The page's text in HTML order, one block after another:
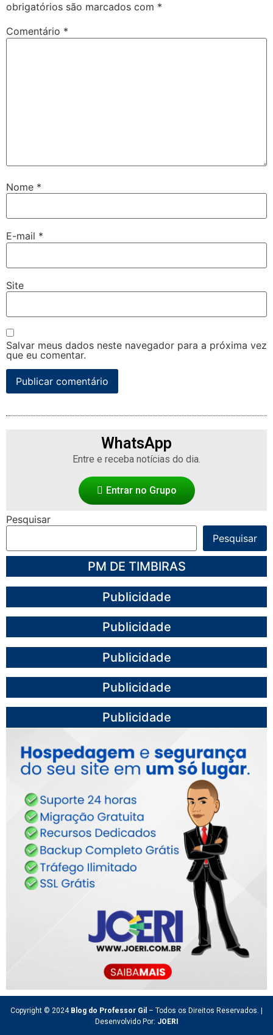
obrigatórios são marcados com *
Comentário *
Nome *
E-mail *
Site
Salvar meus dados neste navegador para a próxima vez
que eu comentar.
WhatsApp
Entre e receba notícias do dia.
Entrar no Grupo
Pesquisar
Pesquisar
PM DE TIMBIRAS
Publicidade
Publicidade
Publicidade
Publicidade
Publicidade
Copyright © 2024 Blog do Professor Gil – Todos os Direitos Reservados. |
Desenvolvido Por: JOERI